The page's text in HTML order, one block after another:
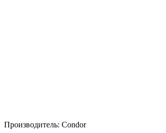
Производитель: Condor